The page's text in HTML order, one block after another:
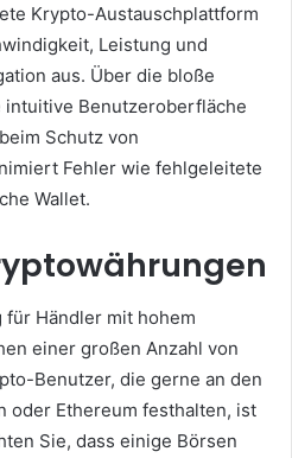
Krypto-Austauschplattform
Leistung und
aus. Über die bloße
Benutzeroberfläche
Schutz von
Fehler wie fehlgeleitete
Wallet.
Händler mit hohem
einer großen Anzahl von
Benutzer, die gerne an den
oder Ethereum festhalten, ist
Sie, dass einige Börsen